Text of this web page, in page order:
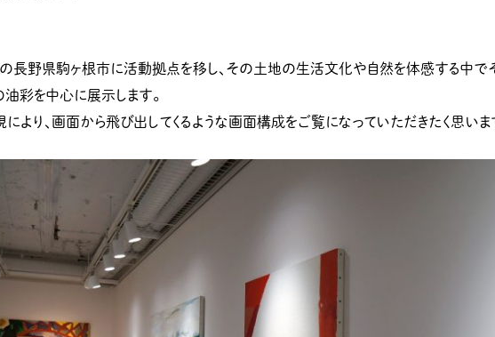
長野県駒ヶ根市に活動拠点を移し、その土地の生活文化や自然を体感する中で
油彩を中心に展示します。
より、画面から飛び出してくるような画面構成をご覧になっていただきたく思いま